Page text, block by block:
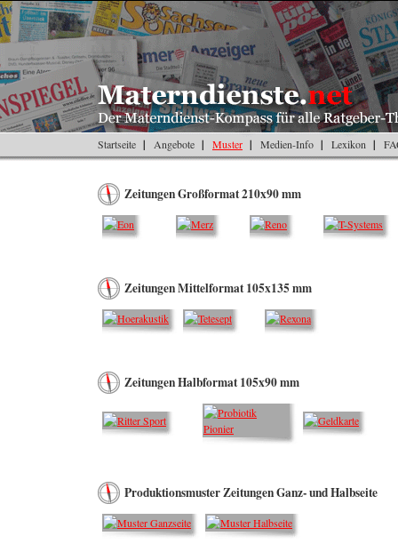
Startseite Angebote Muster Medien-Info Lexikon
Zeitungen Großformat 210x90 mm
Zeitungen Mittelformat 105x135 mm
Zeitungen Halbformat 105x90 mm
Produktionsmuster Zeitungen Ganz- und Halbseite